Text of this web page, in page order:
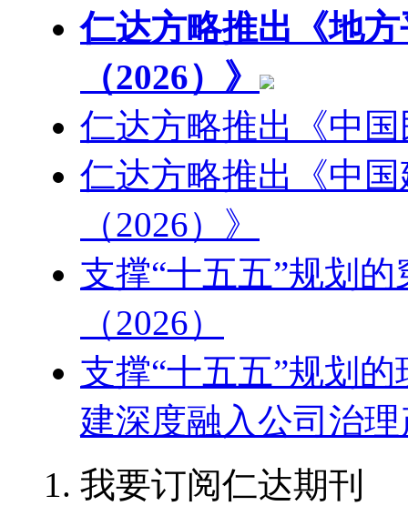
仁达方略推出《地
（2026）》
仁达方略推出《中
仁达方略推出《中
（2026）》
支撑“十五五”规划
（2026）
支撑“十五五”规划
建深度融入公司治
我要订阅仁达期刊